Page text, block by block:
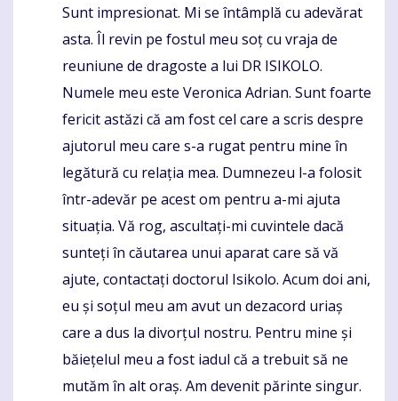
Komentaras
Sunt impresionat. Mi se întâmplă cu adevărat
asta. Îl revin pe fostul meu soț cu vraja de
reuniune de dragoste a lui DR ISIKOLO.
Numele meu este Veronica Adrian. Sunt foarte
fericit astăzi că am fost cel care a scris despre
ajutorul meu care s-a rugat pentru mine în
legătură cu relația mea. Dumnezeu l-a folosit
într-adevăr pe acest om pentru a-mi ajuta
situația. Vă rog, ascultați-mi cuvintele dacă
sunteți în căutarea unui aparat care să vă
ajute, contactați doctorul Isikolo. Acum doi ani,
eu și soțul meu am avut un dezacord uriaș
care a dus la divorțul nostru. Pentru mine și
băiețelul meu a fost iadul că a trebuit să ne
mutăm în alt oraș. Am devenit părinte singur.